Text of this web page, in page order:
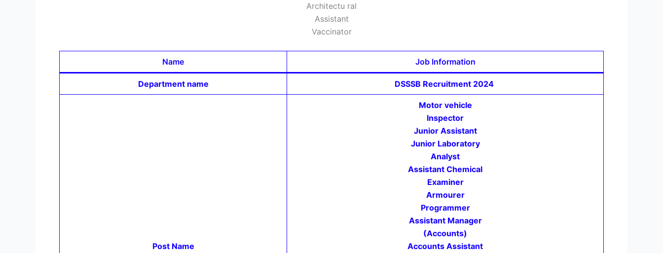
Architectu ral
Assistant
Vaccinator
Name Job Information
Department name DSSSB Recruitment 2024
Post Name
Motor vehicle
Inspector
Junior Assistant
Junior Laboratory
Analyst
Assistant Chemical
Examiner
Armourer
Programmer
Assistant Manager
(Accounts)
Accounts Assistant